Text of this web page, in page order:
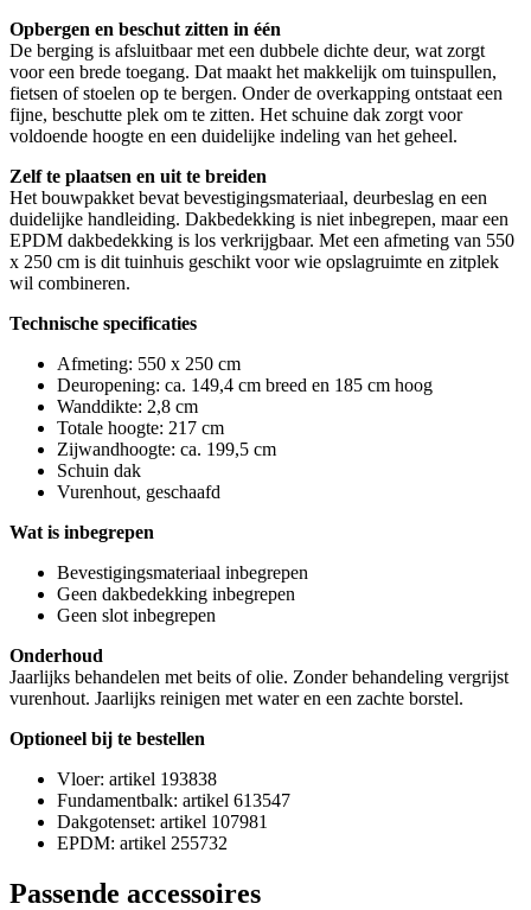
Opbergen en beschut zitten in één
De berging is afsluitbaar met een dubbele dichte deur, wat zorgt
voor een brede toegang. Dat maakt het makkelijk om tuinspullen,
fietsen of stoelen op te bergen. Onder de overkapping ontstaat een
fijne, beschutte plek om te zitten. Het schuine dak zorgt voor
voldoende hoogte en een duidelijke indeling van het geheel.
Zelf te plaatsen en uit te breiden
Het bouwpakket bevat bevestigingsmateriaal, deurbeslag en een
duidelijke handleiding. Dakbedekking is niet inbegrepen, maar een
EPDM dakbedekking is los verkrijgbaar. Met een afmeting van 550
x 250 cm is dit tuinhuis geschikt voor wie opslagruimte en zitplek
wil combineren.
Technische specificaties
Afmeting: 550 x 250 cm
Deuropening: ca. 149,4 cm breed en 185 cm hoog
Wanddikte: 2,8 cm
Totale hoogte: 217 cm
Zijwandhoogte: ca. 199,5 cm
Schuin dak
Vurenhout, geschaafd
Wat is inbegrepen
Bevestigingsmateriaal inbegrepen
Geen dakbedekking inbegrepen
Geen slot inbegrepen
Onderhoud
Jaarlijks behandelen met beits of olie. Zonder behandeling vergrijst
vurenhout. Jaarlijks reinigen met water en een zachte borstel.
Optioneel bij te bestellen
Vloer: artikel 193838
Fundamentbalk: artikel 613547
Dakgotenset: artikel 107981
EPDM: artikel 255732
Passende accessoires